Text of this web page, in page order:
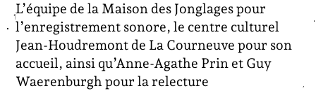
L’équipe de la Maison des Jonglages pour
l’enregistrement sonore, le centre culturel
Jean-Houdremont de La Courneuve pour son
accueil, ainsi qu’Anne-Agathe Prin et Guy
Waerenburgh pour la relecture